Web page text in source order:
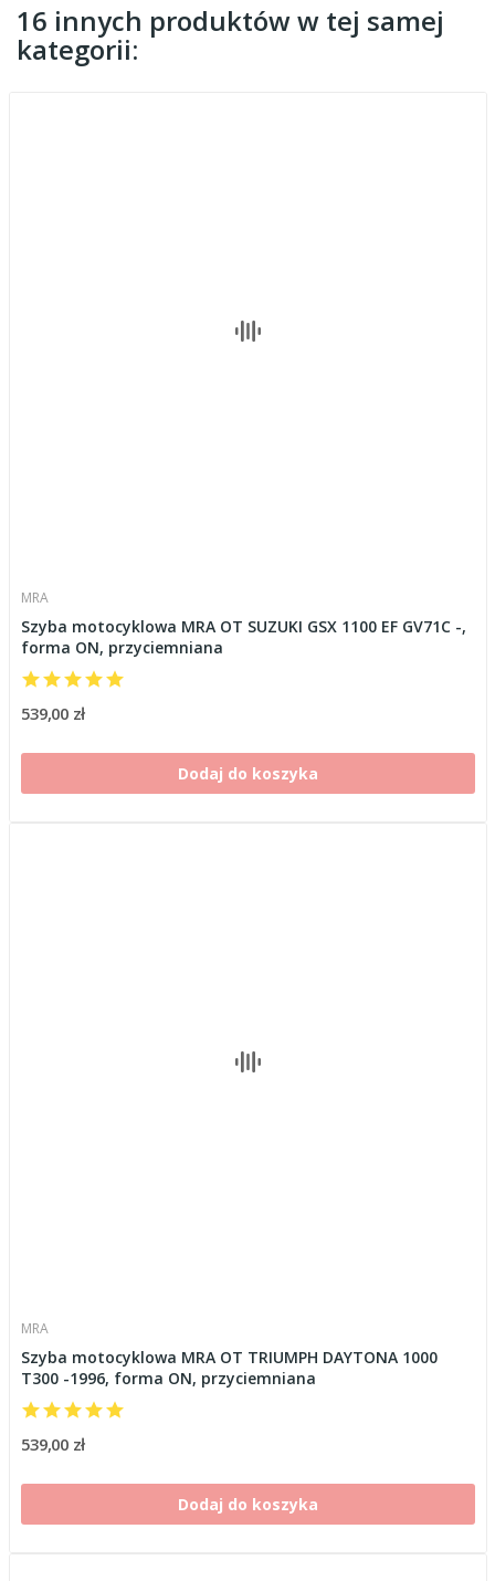
16 innych produktów w tej samej
kategorii:
MRA
Szyba motocyklowa MRA OT SUZUKI GSX 1100 EF GV71C -,
forma ON, przyciemniana
539,00 zł
Dodaj do koszyka
MRA
Szyba motocyklowa MRA OT TRIUMPH DAYTONA 1000
T300 -1996, forma ON, przyciemniana
539,00 zł
Dodaj do koszyka